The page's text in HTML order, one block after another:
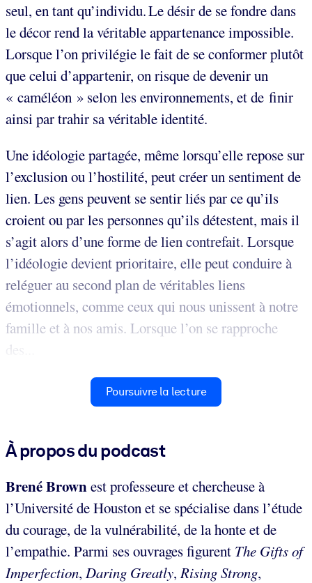
seul, en tant qu’individu. Le désir de se fondre dans
le décor rend la véritable appartenance impossible.
Lorsque l’on privilégie le fait de se conformer plutôt
que celui d’appartenir, on risque de devenir un
« caméléon » selon les environnements, et de finir
ainsi par trahir sa véritable identité.
Une idéologie partagée, même lorsqu’elle repose sur
l’exclusion ou l’hostilité, peut créer un sentiment de
lien. Les gens peuvent se sentir liés par ce qu’ils
croient ou par les personnes qu’ils détestent, mais il
s’agit alors d’une forme de lien contrefait. Lorsque
l’idéologie devient prioritaire, elle peut conduire à
reléguer au second plan de véritables liens
émotionnels, comme ceux qui nous unissent à notre
famille et à nos amis. Lorsque l’on se rapproche
des...
Poursuivre la lecture
À propos du podcast
Brené Brownest professeure et chercheuse à
l’Université de Houston et se spécialise dans l’étude
du courage, de la vulnérabilité, de la honte et de
l’empathie. Parmi ses ouvrages figurent The Gifts of
Imperfection, Daring Greatly,Rising Strong,